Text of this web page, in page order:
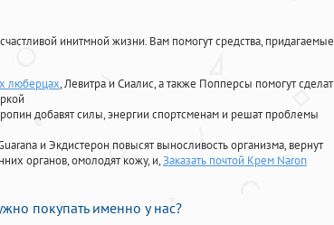
инитмной жизни. Вам помогут средства, придагаемые
люберцах, Левитра и Сиалис, а также Попперсы помогут
добавят силы, энергии спортсменам и решат проблемы
и Экдистерон повысят выносливость организма, вернут
органов, омолодят кожу, и,Заказать почтой Крем Naron
покупать именно у нас?